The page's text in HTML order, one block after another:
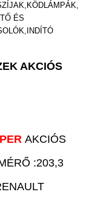
ÉS
AKCIÓS
AKCIÓS
:203,3